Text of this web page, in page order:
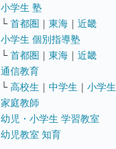
小学生 塾
└ 首都圏 ｜ 東海 ｜ 近畿
小学生 個別指導塾
└ 首都圏 ｜ 東海 ｜ 近畿
通信教育
└ 高校生 ｜ 中学生 ｜ 小学生
家庭教師
幼児・小学生 学習教室
幼児教室 知育